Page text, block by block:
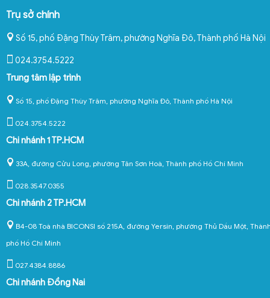
Trụ sở chính
Số 15, phố Đặng Thùy Trâm, phường Nghĩa Đô,Thành phố Hà Nội
024.3754.5222
Trung tâm lập trình
Số 15, phố Đặng Thùy Trâm, phường Nghĩa Đô, Thành phố Hà Nội
024.3754.5222
Chi nhánh 1 TP.HCM
33A, đường Cửu Long, phường Tân Sơn Hoà, Thành phố Hồ Chí Minh
028.3547.0355
Chi nhánh 2 TP.HCM
B4-08 Toà nhà BICONSI số 215A, đường Yersin, phường Thủ Dầu Một,
phố Hồ Chí Minh
027.4384.8886
Chi nhánh Đồng Nai